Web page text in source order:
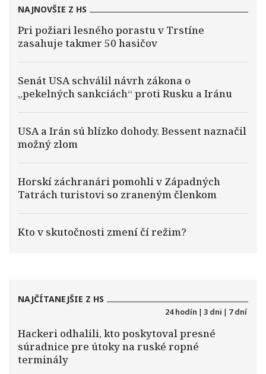
NAJNOVŠIE Z HS
Pri požiari lesného porastu v Trstíne
zasahuje takmer 50 hasičov
Senát USA schválil návrh zákona o
„pekelných sankciách“ proti Rusku a Iránu
USA a Irán sú blízko dohody. Bessent naznačil
možný zlom
Horskí záchranári pomohli v Západných
Tatrách turistovi so zraneným členkom
Kto v skutočnosti zmení čí režim?
NAJČÍTANEJŠIE Z HS
24 hodín | 3 dni | 7 dní
Hackeri odhalili, kto poskytoval presné
súradnice pre útoky na ruské ropné
terminály